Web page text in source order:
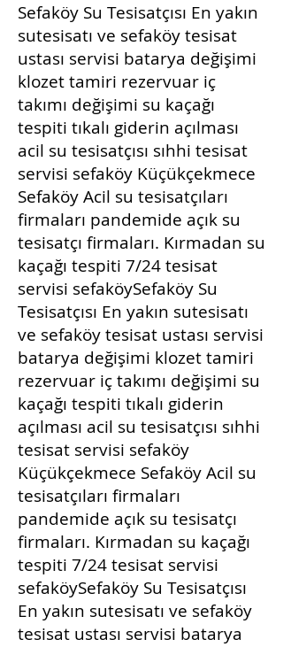
Sefaköy Su Tesisatçısı En yakın
sutesisatı ve sefaköy tesisat
ustası servisi batarya değişimi
klozet tamiri rezervuar iç
takımı değişimi su kaçağı
tespiti tıkalı giderin açılması
acil su tesisatçısı sıhhi tesisat
servisi sefaköy Küçükçekmece
Sefaköy Acil su tesisatçıları
firmaları pandemide açık su
tesisatçı firmaları. Kırmadan su
kaçağı tespiti 7/24 tesisat
servisi sefaköySefaköy Su
Tesisatçısı En yakın sutesisatı
ve sefaköy tesisat ustası servisi
batarya değişimi klozet tamiri
rezervuar iç takımı değişimi su
kaçağı tespiti tıkalı giderin
açılması acil su tesisatçısı sıhhi
tesisat servisi sefaköy
Küçükçekmece Sefaköy Acil su
tesisatçıları firmaları
pandemide açık su tesisatçı
firmaları. Kırmadan su kaçağı
tespiti 7/24 tesisat servisi
sefaköySefaköy Su Tesisatçısı
En yakın sutesisatı ve sefaköy
tesisat ustası servisi batarya